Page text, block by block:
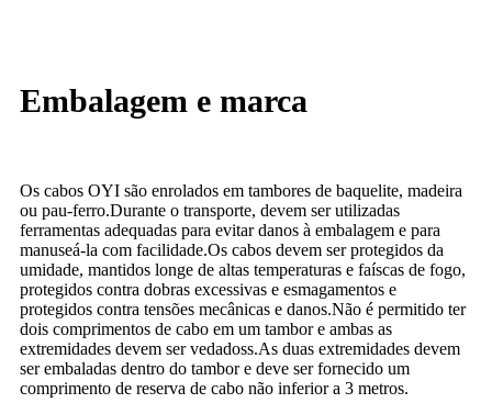
Embalagem e marca
Os cabos OYI são enrolados em tambores de baquelite, madeira
ou pau-ferro.Durante o transporte, devem ser utilizadas
ferramentas adequadas para evitar danos à embalagem e para
manuseá-la com facilidade.Os cabos devem ser protegidos da
umidade, mantidos longe de altas temperaturas e faíscas de fogo,
protegidos contra dobras excessivas e esmagamentos e
protegidos contra tensões mecânicas e danos.Não é permitido ter
dois comprimentos de cabo em um tambor e ambas as
extremidades devem ser vedadoss.As duas extremidades devem
ser embaladas dentro do tambor e deve ser fornecido um
comprimento de reserva de cabo não inferior a 3 metros.